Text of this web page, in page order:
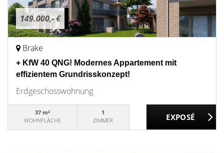
149.000,- €
Brake
+ KfW 40 QNG! Modernes Appartement mit
effizientem Grundrisskonzept!
Erdgeschosswohnung
37 m²
WOHNFLÄCHE
1
ZIMMER